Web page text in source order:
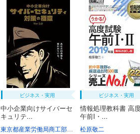
ビジネス・実用
中小企業向けサイバーセ
キュリテ...
東京都産業労働局商工部経営支援課
ビジネス・実用
情報処理教科書 高
午前I・...
松原敬二